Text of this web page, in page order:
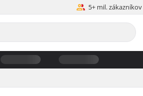
5+ mil. zákazníkov